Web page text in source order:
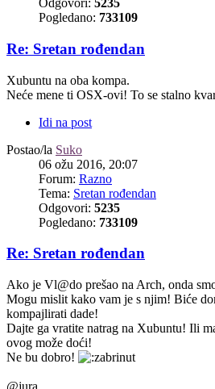
Odgovori: 5235
Pogledano: 733109
Re: Sretan rođendan
Xubuntu na oba kompa.
Neće mene ti OSX-ovi! To se stalno
Idi na post
Postao/la Suko
06 ožu 2016, 20:07
Forum: Razno
Tema: Sretan rođendan
Odgovori: 5235
Pogledano: 733109
Re: Sretan rođendan
Ako je Vl@do prešao na Arch, onda
Mogu mislit kako vam je s njim! Biće
kompajlirati dade!
Dajte ga vratite natrag na Xubuntu! Ili
ovog može doći!
Ne bu dobro!